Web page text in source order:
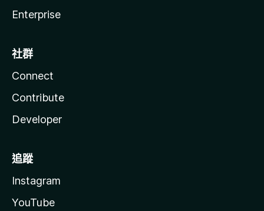
Enterprise
社群
Connect
Contribute
Developer
追蹤
Instagram
YouTube